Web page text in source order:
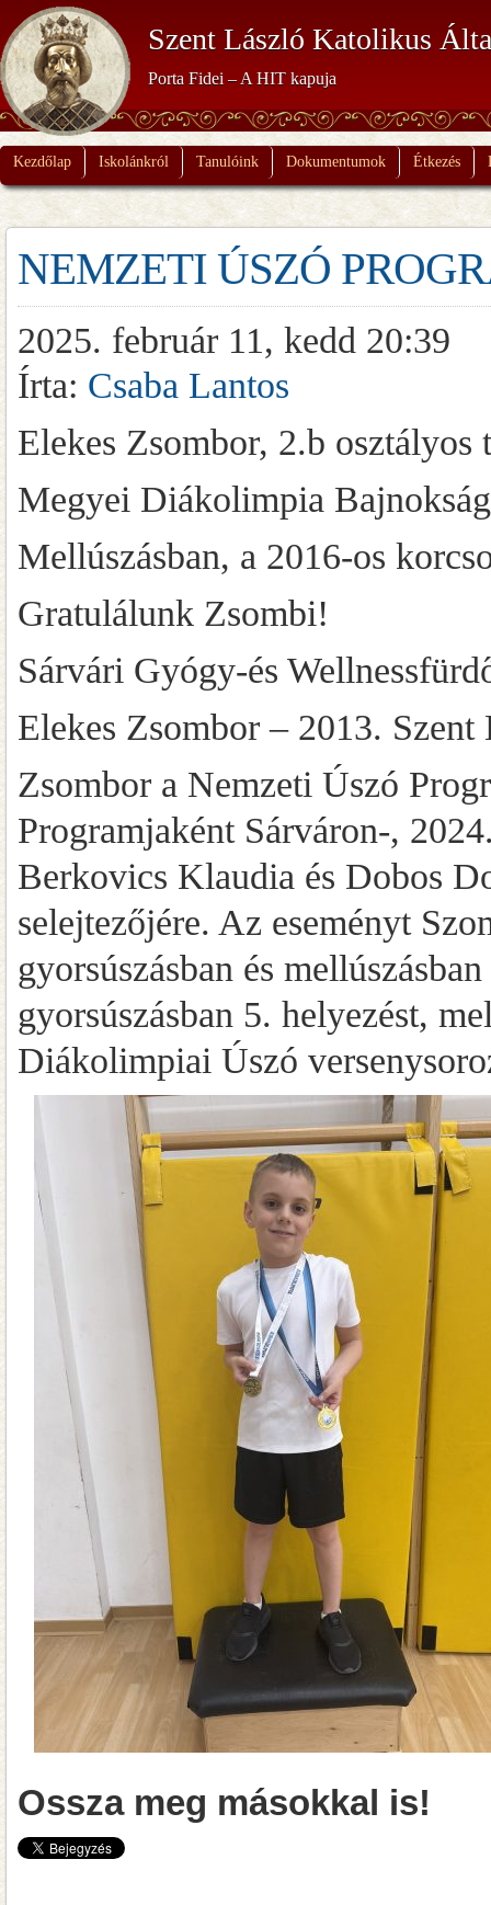
Szent László Katolikus
Porta Fidei – A HIT kapuja
Kezdőlap Iskolánkról Tanulóink Dokumentumok Étkezés
NEMZETI ÚSZÓ
2025. február 11, kedd 20:39
Írta: Csaba Lantos
Elekes Zsombor, 2.b osztályos
Megyei Diákolimpia
Mellúszásban, a 2016-os
Gratulálunk Zsombi!
Sárvári Gyógy-és
Elekes Zsombor – 2013.
Zsombor a Nemzeti Úszó
Programjaként Sárváron-,
Berkovics Klaudia és Dobos
selejtezőjére. Az eseményt
gyorsúszásban és
gyorsúszásban 5. helyezést,
Diákolimpiai Úszó
Ossza meg másokkal is!